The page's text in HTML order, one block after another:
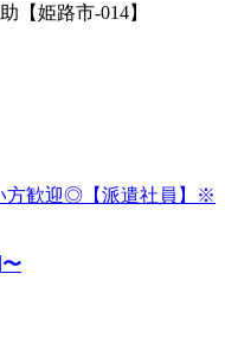
【姫路市-014】
方歓迎◎【派遣社員】※
〜